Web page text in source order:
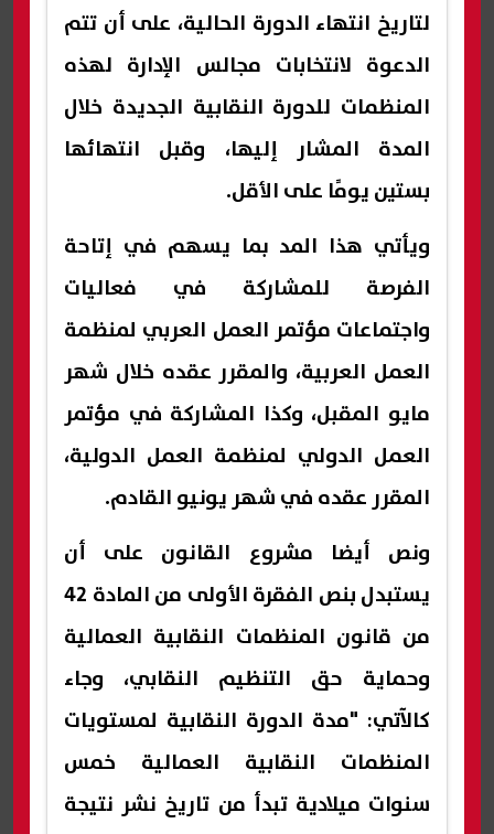
لتاريخ انتهاء الدورة الحالية، على أن تتم
الدعوة لانتخابات مجالس الإدارة لهذه
المنظمات للدورة النقابية الجديدة خلال
المدة المشار إليها، وقبل انتهائها
بستين يومًا على الأقل.
ويأتي هذا المد بما يسهم في إتاحة
الفرصة للمشاركة في فعاليات
واجتماعات مؤتمر العمل العربي لمنظمة
العمل العربية، والمقرر عقده خلال شهر
مايو المقبل، وكذا المشاركة في مؤتمر
العمل الدولي لمنظمة العمل الدولية،
المقرر عقده في شهر يونيو القادم.
ونص أيضا مشروع القانون على أن
يستبدل بنص الفقرة الأولى من المادة 42
من قانون المنظمات النقابية العمالية
وحماية حق التنظيم النقابي، وجاء
كالآتي: "مدة الدورة النقابية لمستويات
المنظمات النقابية العمالية خمس
سنوات ميلادية تبدأ من تاريخ نشر نتيجة